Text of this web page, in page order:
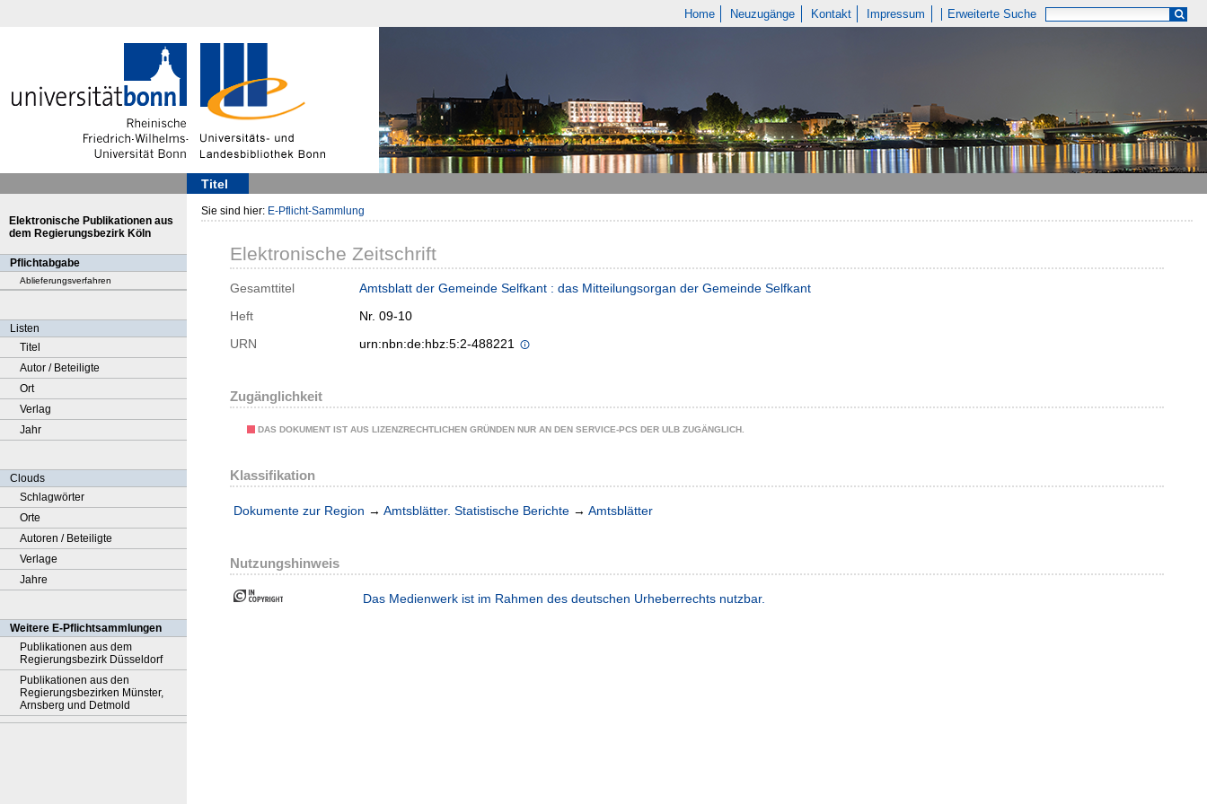
Home Neuzugänge Kontakt Impressum Erweiterte Suche
Titel
Elektronische Publikationen aus
dem Regierungsbezirk Köln
Pflichtabgabe
Ablieferungsverfahren
Listen
Titel
Autor / Beteiligte
Ort
Verlag
Jahr
Clouds
Schlagwörter
Orte
Autoren / Beteiligte
Verlage
Jahre
Weitere E-Pflichtsammlungen
Publikationen aus dem
Regierungsbezirk Düsseldorf
Publikationen aus den
Regierungsbezirken Münster,
Arnsberg und Detmold
Sie sind hier: E-Pflicht-Sammlung
Elektronische Zeitschrift
Gesamttitel
Amtsblatt der Gemeinde Selfkant : das Mitteilungsorgan der Gemeinde Selfkant
Heft
Nr. 09-10
URN
urn:nbn:de:hbz:5:2-488221
Zugänglichkeit
DAS DOKUMENT IST AUS LIZENZRECHTLICHEN GRÜNDEN NUR AN DEN SERVICE-PCS DER ULB ZUGÄNGLICH.
Klassifikation
Dokumente zur Region → Amtsblätter. Statistische Berichte → Amtsblätter
Nutzungshinweis
Das Medienwerk ist im Rahmen des deutschen Urheberrechts nutzbar.